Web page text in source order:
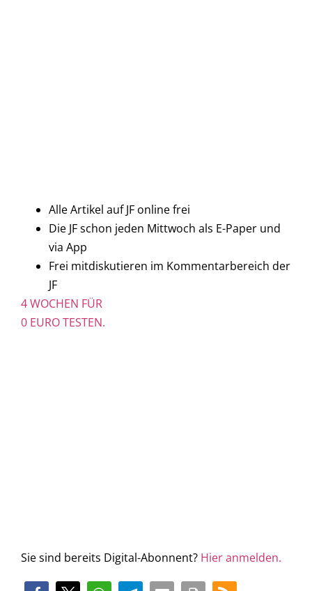
Alle Artikel auf JF online frei
Die JF schon jeden Mittwoch als E-Paper und
via App
Frei mitdiskutieren im Kommentarbereich der
JF
4 WOCHEN FÜR
0 EURO TESTEN.
Sie sind bereits Digital-Abonnent? Hier anmelden.